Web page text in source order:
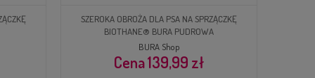
SZEROKA OBROŻA DLA PSA NA SPRZĄCZKĘ
BIOTHANE® BURA PUDROWA
BURA Shop
139,99 zł